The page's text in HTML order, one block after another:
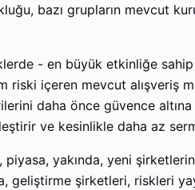
bazı grupların mevcut
- en büyük etkinliğe
riski içeren mevcut alışveriş
daha önce güvence
ve kesinlikle daha az
piyasa, yakında, yeni
geliştirme şirketleri, riskleri